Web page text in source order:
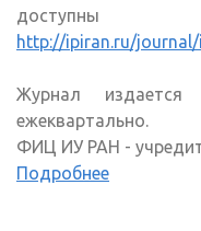
http://ipiran.ru/
Журнал
ежеквартально.
ФИЦ ИУ РАН -
Подробнее